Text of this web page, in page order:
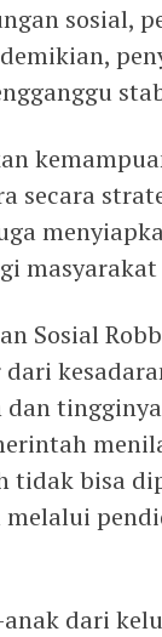
sosial,
secara
Sosial
tidak bisa
dari